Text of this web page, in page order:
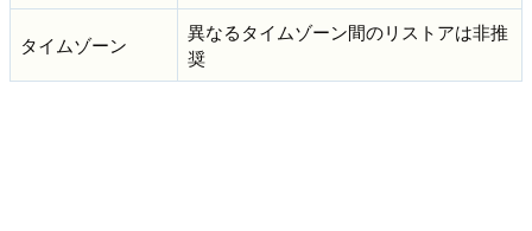
タイムゾーン
異なるタイムゾーン間のリストアは非推
奨